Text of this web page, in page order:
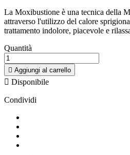
La Moxibustione è una tecnica della
attraverso l'utilizzo del calore
trattamento indolore, piacevole e
Quantità
 Aggiungi al carrello
 Disponibile
Condividi